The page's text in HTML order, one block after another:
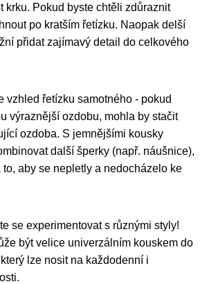
krku. Pokud byste chtěli zdůraznit
po kratším řetízku. Naopak delší
přidat zajímavý detail do celkového
vzhled řetízku samotného - pokud
výraznější ozdobu, mohla by stačit
ozdoba. S jemnějšími kousky
další šperky (např. náušnice),
aby se nepletly a nedocházelo ke
se experimentovat s různými styly!
být velice univerzálním kouskem do
lze nosit na každodenní i